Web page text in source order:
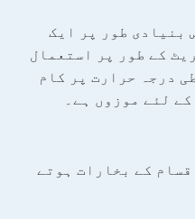
بنیادی طور پر ایک
کے طور پر استعمال
درجہ حرارت پر کام
لئے موزوں ہے۔
کے بخارات ہوتے